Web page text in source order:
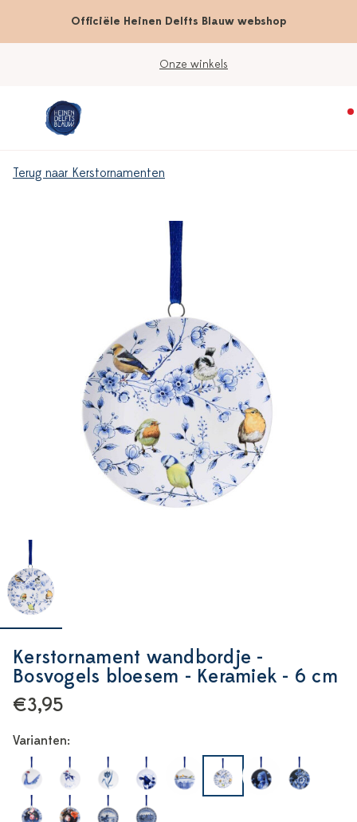
Officiële Heinen Delfts Blauw webshop
Onze winkels
Terug naar Kerstornamenten
Kerstornament wandbordje -
Bosvogels bloesem - Keramiek - 6 cm
€3,95
Varianten: